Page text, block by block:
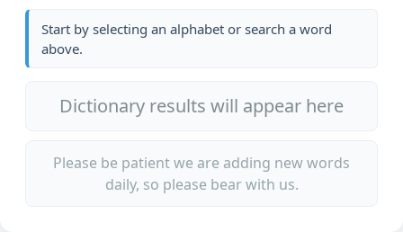
Start by selecting an alphabet or search a word
above.
Dictionary results will appear here
Please be patient we are adding new words
daily, so please bear with us.